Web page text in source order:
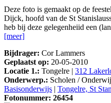
Deze foto is gemaakt op de
Dijck, hoofd van de St
heb bij deze gelegenheiid een
[meer]
Bijdrager: Cor Lammers
Geplaatst op: 20-05-2010
Locatie 1.: Tongelre | 312
Onderwerp.: Scholen /
Basisonderwijs | Tongelre, St
Fotonummer: 26454